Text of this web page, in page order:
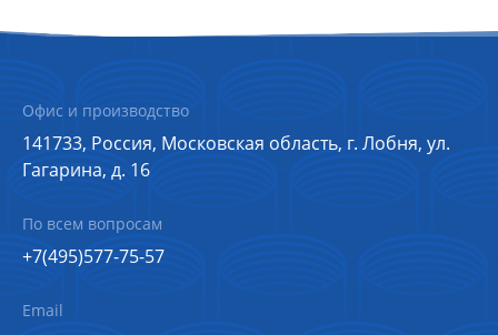
Офис и производство
141733, Россия, Московская область, г. Лобня, ул.
Гагарина, д. 16
По всем вопросам
+7(495)577-75-57
Email